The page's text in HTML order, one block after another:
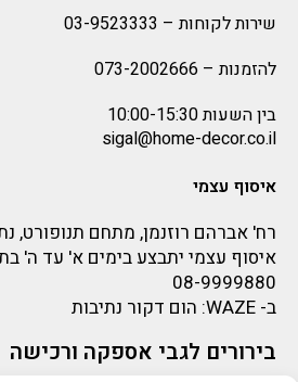
שירות לקוחות – 03-9523333
להזמנות – 073-2002666
בין השעות 10:00-15:30
sigal@home-decor.co.il
איסוף עצמי
רח' אברהם רוזנמן, מתחם תנופורט,
איסוף עצמי יתבצע בימים א' עד ה'
08-9999880
ב- WAZE: הום דקור נתיבות
בירורים לגבי אספקה ורכישה